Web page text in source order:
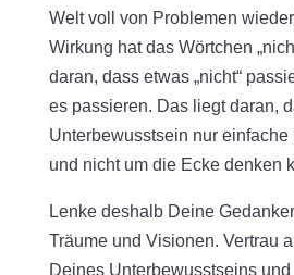
Welt voll von Problemen
Wirkung hat das Wörtchen
daran, dass etwas „nicht“
es passieren. Das liegt daran,
Unterbewusstsein nur einfache
und nicht um die Ecke denken
Lenke deshalb Deine
Träume und Visionen. Vertrau
Deines Unterbewusstseins